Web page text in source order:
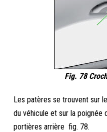
Fig. 78
Les patères se trouvent sur
du véhicule et sur la poignée
portières arrière fig. 78.